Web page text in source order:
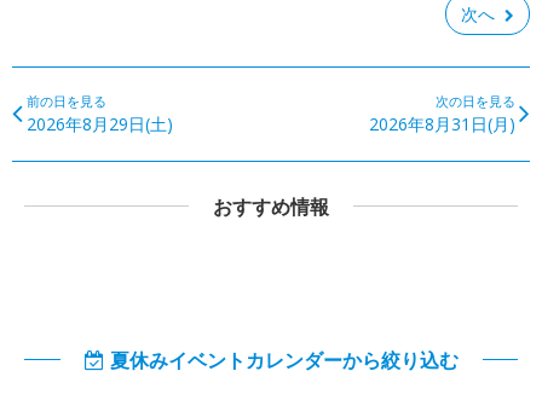
次へ
前の日を見る
2026年8月29日(土)
次の日を見る
2026年8月31日(月)
おすすめ情報
夏休みイベントカレンダーから絞り込む